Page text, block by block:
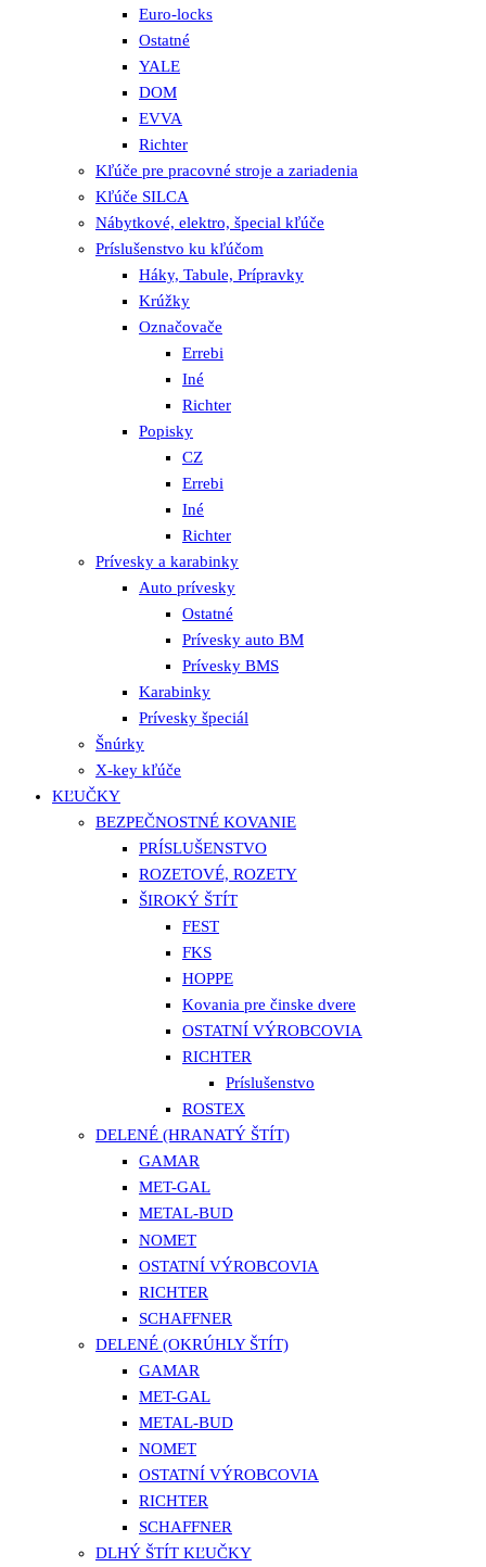
Euro-locks
Ostatné
YALE
DOM
EVVA
Richter
Kľúče pre pracovné stroje a zariadenia
Kľúče SILCA
Nábytkové, elektro, špecial kľúče
Príslušenstvo ku kľúčom
Háky, Tabule, Prípravky
Krúžky
Označovače
Errebi
Iné
Richter
Popisky
CZ
Errebi
Iné
Richter
Prívesky a karabinky
Auto prívesky
Ostatné
Prívesky auto BM
Prívesky BMS
Karabinky
Prívesky špeciál
Šnúrky
X-key kľúče
KĽUČKY
BEZPEČNOSTNÉ KOVANIE
PRÍSLUŠENSTVO
ROZETOVÉ, ROZETY
ŠIROKÝ ŠTÍT
FEST
FKS
HOPPE
Kovania pre činske dvere
OSTATNÍ VÝROBCOVIA
RICHTER
Príslušenstvo
ROSTEX
DELENÉ (HRANATÝ ŠTÍT)
GAMAR
MET-GAL
METAL-BUD
NOMET
OSTATNÍ VÝROBCOVIA
RICHTER
SCHAFFNER
DELENÉ (OKRÚHLY ŠTÍT)
GAMAR
MET-GAL
METAL-BUD
NOMET
OSTATNÍ VÝROBCOVIA
RICHTER
SCHAFFNER
DLHÝ ŠTÍT KĽUČKY